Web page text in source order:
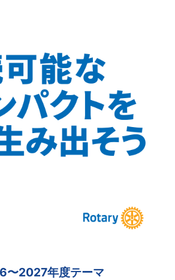
〜2027年度テーマ